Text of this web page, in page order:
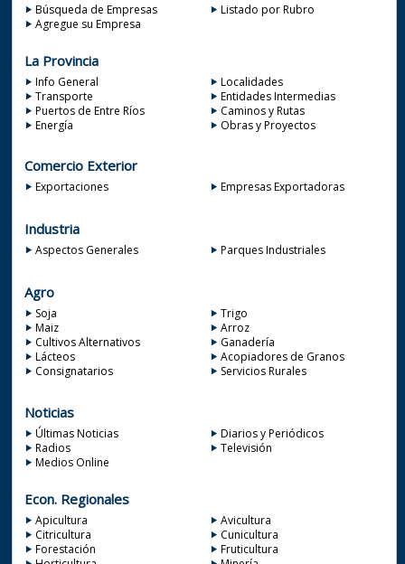
Búsqueda de Empresas
Listado por Rubro
Agregue su Empresa
La Provincia
Info General
Localidades
Transporte
Entidades Intermedias
Puertos de Entre Ríos
Caminos y Rutas
Energía
Obras y Proyectos
Comercio Exterior
Exportaciones Empresas Exportadoras
Industria
Aspectos Generales Parques Industriales
Agro
Soja
Trigo
Maiz
Arroz
Cultivos Alternativos
Ganadería
Lácteos
Acopiadores de Granos
Consignatarios
Servicios Rurales
Noticias
Últimas Noticias
Diarios y Periódicos
Radios
Televisión
Medios Online
Econ. Regionales
Apicultura
Avicultura
Citricultura
Cunicultura
Forestación
Fruticultura